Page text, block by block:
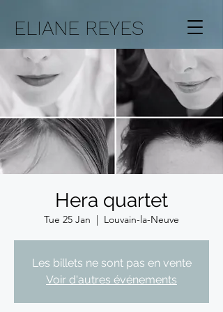
ELIANE REYES
Hera quartet
Tue 25 Jan
  |
Louvain-la-Neuve
Les billets ne sont pas en vente
Voir d'autres événements